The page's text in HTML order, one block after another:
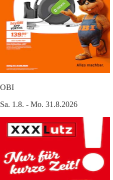
OBI
Sa. 1.8. - Mo. 31.8.2026